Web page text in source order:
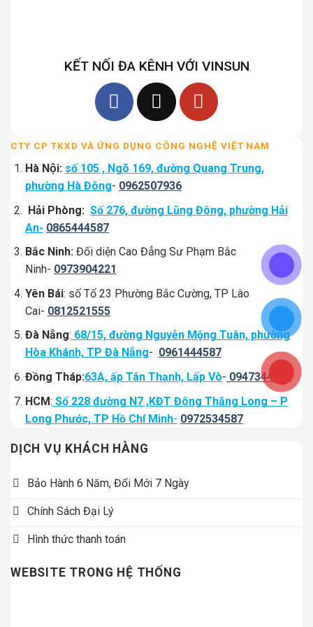
KẾT NỐI ĐA KÊNH VỚI VINSUN
CTY CP TKXD VÀ ỨNG DỤNG CÔNG NGHỆ VIỆT NAM
Hà Nội: số 105 , Ngõ 169, đường Quang Trung,
phường Hà Đông- 0962507936
Hải Phòng: Số 276, đường Lũng Đông, phường Hải
An- 0865444587
Bắc Ninh: Đối diện Cao Đẳng Sư Phạm Bắc
Ninh- 0973904221
Yên Bái: số Tổ 23 Phường Bắc Cường, TP Lào
Cai- 0812521555
Đà Nẵng: 68/15, đường Nguyễn Mộng Tuân, phường
Hòa Khánh, TP Đà Nẵng- 0961444587
Đồng Tháp:63A, ấp Tân Thạnh, Lấp Vò- 0947344334
HCM: Số 228 đường N7 ,KĐT Đông Thăng Long – P
Long Phước, TP Hồ Chí Minh- 0972534587
DỊCH VỤ KHÁCH HÀNG
Bảo Hành 6 Năm, Đổi Mới 7 Ngày
Chính Sách Đại Lý
Hình thức thanh toán
WEBSITE TRONG HỆ THỐNG